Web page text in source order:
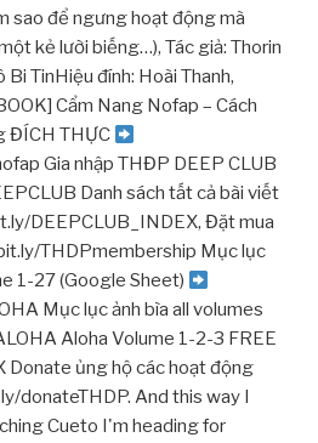
sao để ngưng hoạt động mà
kẻ lười biếng…), Tác giả: Thorin
TinHiệu đính: Hoài Thanh,
Cẩm Nang Nofap – Cách
ĐÍCH THỰC
Gia nhập THĐP DEEP CLUB
Danh sách tất cả bài viết
DEEPCLUB_INDEX, Đặt mua
THDPmembership Mục lục
1-27 (Google Sheet)
Mục lục ảnh bìa all volumes
Aloha Volume 1-2-3 FREE
ủng hộ các hoạt động
donateTHDP. And this way I
Cueto I'm heading for